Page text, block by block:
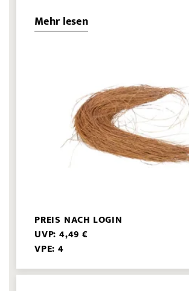
Mehr lesen
PREIS NACH LOGIN
UVP: 4,49 €
VPE: 4